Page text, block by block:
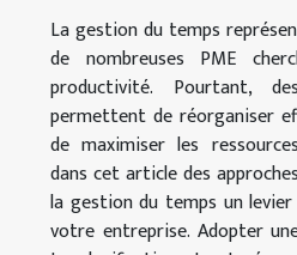
La gestion du temps
de nombreuses PME
productivité. Pourtant,
permettent de réorganiser
de maximiser les
dans cet article des
la gestion du temps un
votre entreprise. Adopter